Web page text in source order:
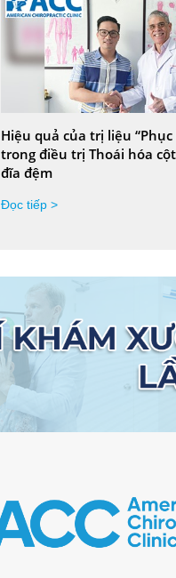
Hiệu quả của trị liệu
trong điều trị Thoái hóa
đĩa đệm
Đọc tiếp >